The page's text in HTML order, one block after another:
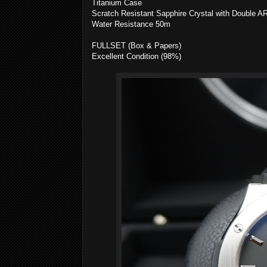
Titanium Case
Scratch Resistant Sapphire Crystal with Double
Water Resistance 50m
FULLSET (Box & Papers)
Excellent Condition (98%)